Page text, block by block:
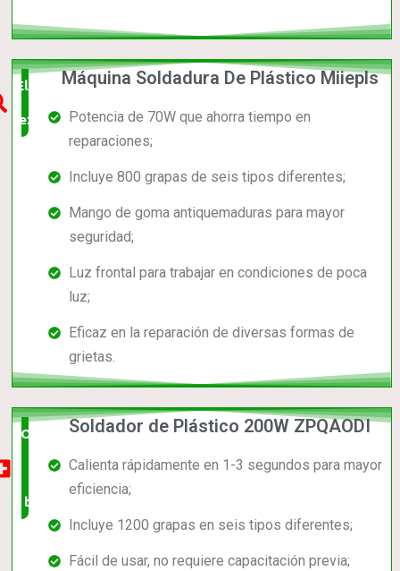
Elección
experta
Máquina Soldadura De Plástico Miiepls
Potencia de 70W que ahorra tiempo en
reparaciones;
Incluye 800 grapas de seis tipos diferentes;
Mango de goma antiquemaduras para mayor
seguridad;
Luz frontal para trabajar en condiciones de poca
luz;
Eficaz en la reparación de diversas formas de
grietas.
Opción
muy
buena
Soldador de Plástico 200W ZPQAODI
Calienta rápidamente en 1-3 segundos para mayor
eficiencia;
Incluye 1200 grapas en seis tipos diferentes;
Fácil de usar, no requiere capacitación previa;